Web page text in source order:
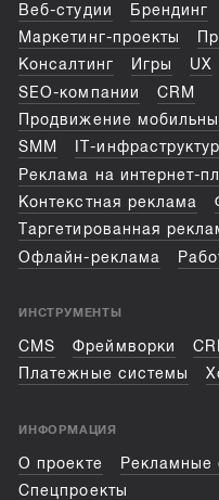
Веб-студии Брендинг
Маркетинг-проекты
Консалтинг
Игры UX
SEO-компании
CRM
Продвижение
SMM
IT-
Реклама на интернет-
Контекстная реклама
Таргетированная
Офлайн-реклама
ИНСТРУМЕНТЫ
CMS Фреймворки
Платежные системы
ИНФОРМАЦИЯ
О проекте Рекламные
Спецпроекты